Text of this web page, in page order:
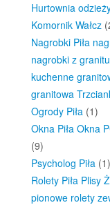
Hurtownia
Komornik Wałcz
Nagrobki Piła
nagrobki z
kuchenne
granitowa
Ogrody Piła (1)
Okna Piła Okna
(9)
Psycholog Piła (1)
Rolety Piła Plisy
pionowe rolety